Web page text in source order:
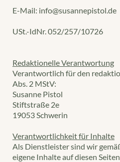
E-Mail: info@susannepistol.de
USt.-IdNr. 052/257/10726
Redaktionelle Verantwortung
Verantwortlich für den
Abs. 2 MStV:
Susanne Pistol
Stiftstraße 2e
19053 Schwerin
Verantwortlichkeit für Inhalte
Als Dienstleister sind wir
eigene Inhalte auf diesen